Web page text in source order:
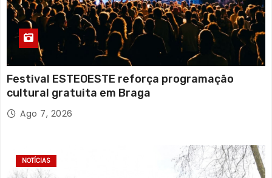
Festival ESTEOESTE reforça programação
cultural gratuita em Braga
Ago 7, 2026
NOTÍCIAS